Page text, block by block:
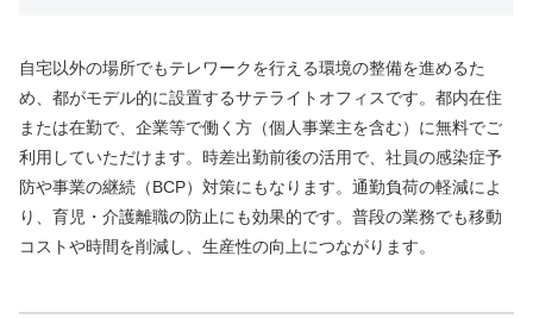
自宅以外の場所でもテレワークを行える環境の整備を進めるた
め、都がモデル的に設置するサテライトオフィスです。都内在住
または在勤で、企業等で働く方（個人事業主を含む）に無料でご
利用していただけます。時差出勤前後の活用で、社員の感染症予
防や事業の継続（BCP）対策にもなります。通勤負荷の軽減によ
り、育児・介護離職の防止にも効果的です。普段の業務でも移動
コストや時間を削減し、生産性の向上につながります。